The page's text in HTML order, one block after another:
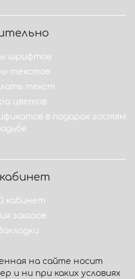
шрифтов
текстов
текст
цветов
в подарок гостям
кабинет
заказов
на сайте носит
и ни при каких условиях